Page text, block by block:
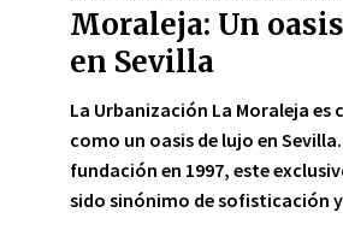
Moraleja: Un
en Sevilla
La Urbanización La Moraleja es
como un oasis de lujo en Sevilla.
fundación en 1997, este
sido sinónimo de sofisticación